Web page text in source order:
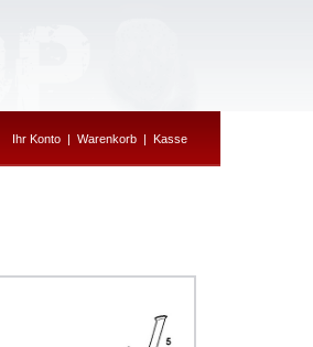
Ihr Konto | Warenkorb | Kasse